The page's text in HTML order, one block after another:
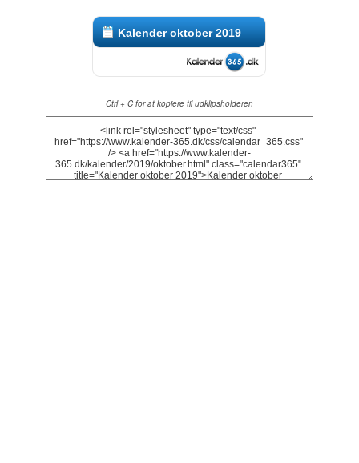
Kalender oktober 2019
Ctrl + C for at kopiere til udklipsholderen